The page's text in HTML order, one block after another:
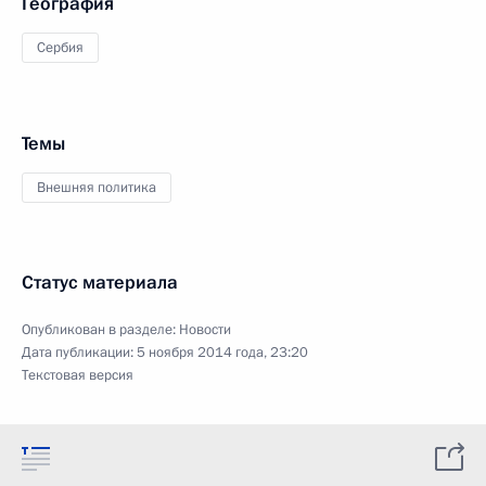
Сербия
Темы
Внешняя политика
Статус материала
Опубликован в разделе: Новости
Дата публикации:5 ноября 2014 года, 23:20
Текстовая версия